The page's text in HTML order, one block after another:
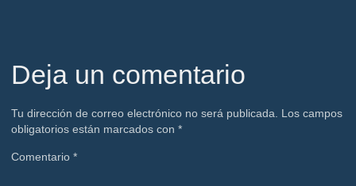
Deja un comentario
Tu dirección de correo electrónico no será publicada.
Los campos
obligatorios están marcados con*
Comentario*